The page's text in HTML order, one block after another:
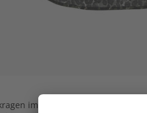
im bequemen, hochwertigen